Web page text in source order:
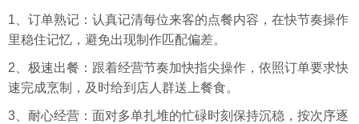
1、订单熟记：认真记清每位来客的点餐内容，在快节奏操作
里稳住记忆，避免出现制作匹配偏差。
2、极速出餐：跟着经营节奏加快指尖操作，依照订单要求快
速完成烹制，及时给到店人群送上餐食。
3、耐心经营：面对多单扎堆的忙碌时刻保持沉稳，按次序逐